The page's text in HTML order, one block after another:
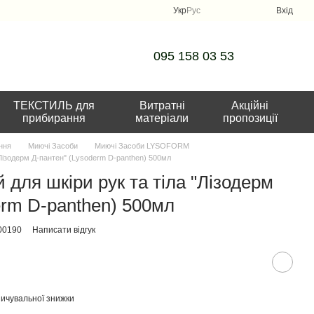
УкрРус Вхід
095 158 03 53
ТЕКСТИЛЬ для
прибирання
Витратні
матеріали
Акційні
пропозиції
Миючі Засоби
Миючі Засоби LYSOFORM
Д-пантен" (Lysoderm D-panthen) 500мл
шкіри рук та тіла "Лізодерм
D-panthen) 500мл
Написати відгук
знижки